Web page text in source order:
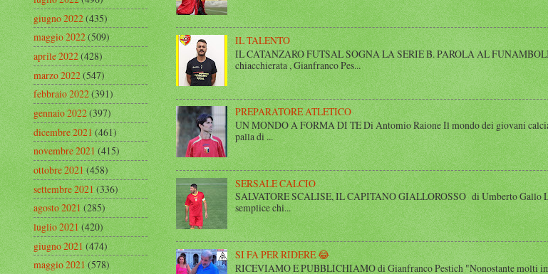
IL TALENTO
IL CATANZARO FUTSAL SOGNA LA SERIE B. PAROLA AL
chiacchierata , Gianfranco Pes...
PREPARATORE ATLETICO
UN MONDO A FORMA DI TE Di Antomio Raione Il mondo dei giovani
palla di ...
SERSALE CALCIO
SALVATORE SCALISE, IL CAPITANO GIALLOROSSO di Umberto Gallo
semplice chi...
SI FA PER RIDERE 😂
RICEVIAMO E PUBBLICHIAMO di Gianfranco Pestich "Nonostante molti
giugno 2022(435)
maggio 2022(509)
aprile 2022(428)
marzo 2022(547)
febbraio 2022(391)
gennaio 2022(397)
dicembre 2021(461)
novembre 2021(415)
ottobre 2021(458)
settembre 2021(336)
agosto 2021(285)
luglio 2021(420)
giugno 2021(474)
maggio 2021(578)